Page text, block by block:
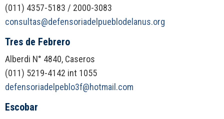
(011) 4357-5183 / 2000-3083
consultas@defensoriadelpueblodelanus.org
Tres de Febrero
Alberdi N° 4840, Caseros
(011) 5219-4142 int 1055
defensoriadelpeblo3f@hotmail.com
Escobar